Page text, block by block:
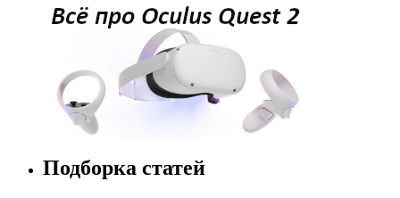
Подборка статей